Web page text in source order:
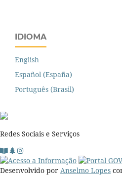
IDIOMA
English
Español (España)
Português (Brasil)
Redes Sociais e Serviços
Desenvolvido por Anselmo Lopes